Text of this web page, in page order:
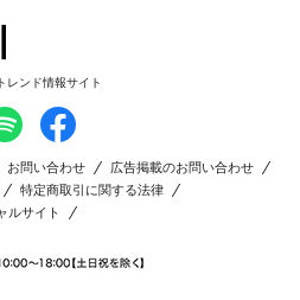
レンド情報サイト
お問い合わせ
広告掲載のお問い合わせ
特定商取引に関する法律
ルサイト